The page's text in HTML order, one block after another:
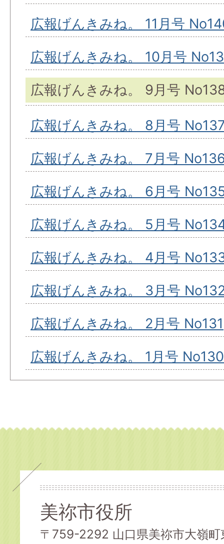
広報げんきみね。 11月号
広報げんきみね。 10月号
広報げんきみね。 9月号
広報げんきみね。 8月号
広報げんきみね。 7月号
広報げんきみね。 6月号
広報げんきみね。 5月号
広報げんきみね。 4月号
広報げんきみね。 3月号
広報げんきみね。 2月号 No131
広報げんきみね。 1月号 No130
美祢市役所
〒759-2292 山口県美祢市大嶺